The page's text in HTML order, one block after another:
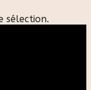
sélection.